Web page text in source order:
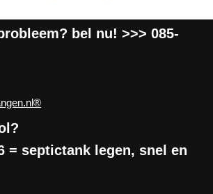
bel nu! >>> 085-
= septictank legen, snel en